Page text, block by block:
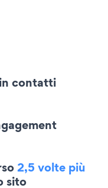
in contatti
2,5 volte più
sito